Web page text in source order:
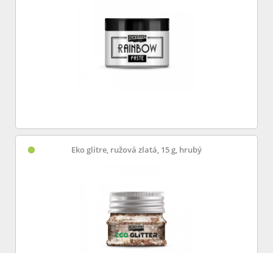
Eko glitre, ružová zlatá, 15 g, hrubý